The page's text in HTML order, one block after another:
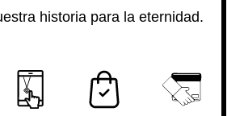
historia para la eternidad.